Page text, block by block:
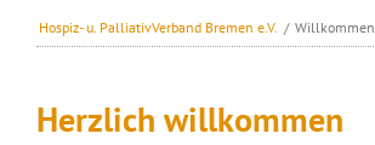
Hospiz- u. PalliativVerband Bremen e.V. / Willkommen
Herzlich willkommen